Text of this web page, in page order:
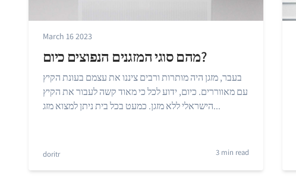
March 16 2023
מהם סוגי המזגנים הנפוצים כיום?
בעבר, מזגן היה מותרות ורבים ציננו את עצמם בעונת הקיץ
עם מאווררים. כיום, ידוע לכל כי מאוד קשה לעבור את הקיץ
הישראלי ללא מזגן. כמעט בכל בית ניתן למצוא מזג...
doritr 3 min read